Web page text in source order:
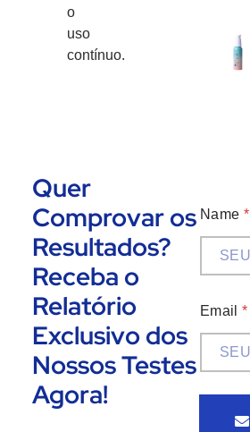
o
uso
contínuo.
Name *
Email*
Quer
Comprovar os
Resultados?
Receba o
Relatório
Exclusivo dos
Nossos Testes
Agora!